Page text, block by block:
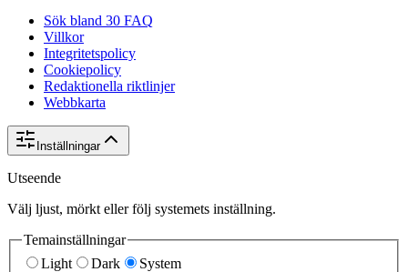
Sök bland 30 FAQ
Villkor
Integritetspolicy
Cookiepolicy
Redaktionella riktlinjer
Webbkarta
Inställningar
Utseende
Välj ljust, mörkt eller följ systemets inställning.
Temainställningar
Light
Dark System